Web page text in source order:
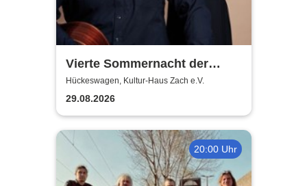
Vierte Sommernacht der
Klassik 2026
Hückeswagen, Kultur-Haus Zach e.V.
29.08.2026
20:00 Uhr